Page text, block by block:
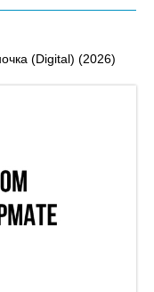
(Digital) (2026)